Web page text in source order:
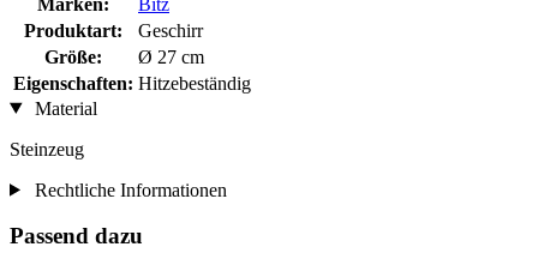
Produktart:
Geschirr
Größe:
Ø 27 cm
Eigenschaften: Hitzebeständig
Material
Steinzeug
Rechtliche Informationen
Passend dazu